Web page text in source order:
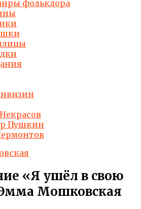
фольклора
Пушкин
«Я ушёл в свою
Мошковская